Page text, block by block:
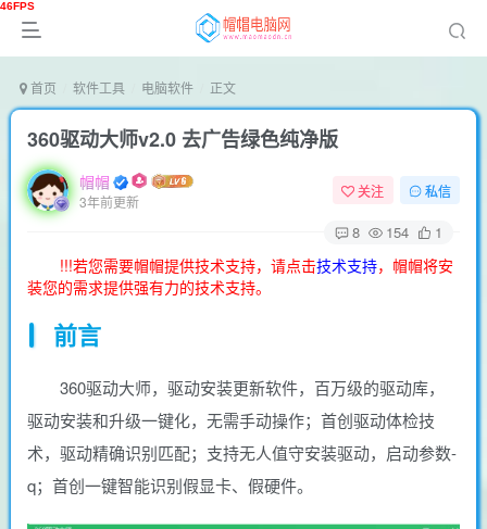
首页 软件工具 电脑软件 正文
360驱动大师v2.0 去广告绿色纯净版
帽帽
3年前更新
关注 私信
8 154 1
!!!若您需要帽帽提供技术支持，请点击技术支持，帽帽将安
装您的需求提供强有力的技术支持。
前言
360驱动大师，驱动安装更新软件，百万级的驱动库，
驱动安装和升级一键化，无需手动操作；首创驱动体检技
术，驱动精确识别匹配；支持无人值守安装驱动，启动参数-
q；首创一键智能识别假显卡、假硬件。